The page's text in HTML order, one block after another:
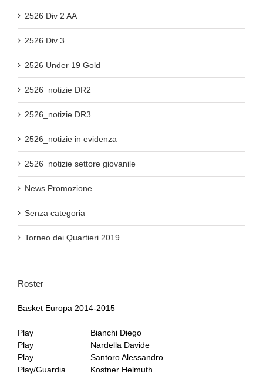
2526 Div 2 AA
2526 Div 3
2526 Under 19 Gold
2526_notizie DR2
2526_notizie DR3
2526_notizie in evidenza
2526_notizie settore giovanile
News Promozione
Senza categoria
Torneo dei Quartieri 2019
Roster
Basket Europa 2014-2015
Play
Bianchi Diego
Play
Nardella Davide
Play
Santoro Alessandro
Play/Guardia
Kostner Helmuth